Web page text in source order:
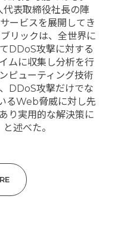
表取締役社長の陣
ービスを展開してき
リックは、全世界に
DDoS攻撃に対する
ムに収集し分析を行
ピューティング技術
DDoS攻撃だけでな
るWeb脅威に対し先
り実用的な解決策に
述べた。